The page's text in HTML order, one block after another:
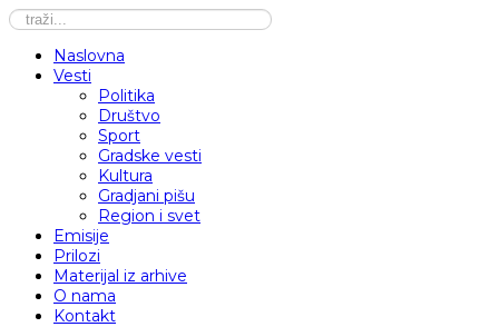
Naslovna
Vesti
Politika
Društvo
Sport
Gradske vesti
Kultura
Gradjani pišu
Region i svet
Emisije
Prilozi
Materijal iz arhive
O nama
Kontakt